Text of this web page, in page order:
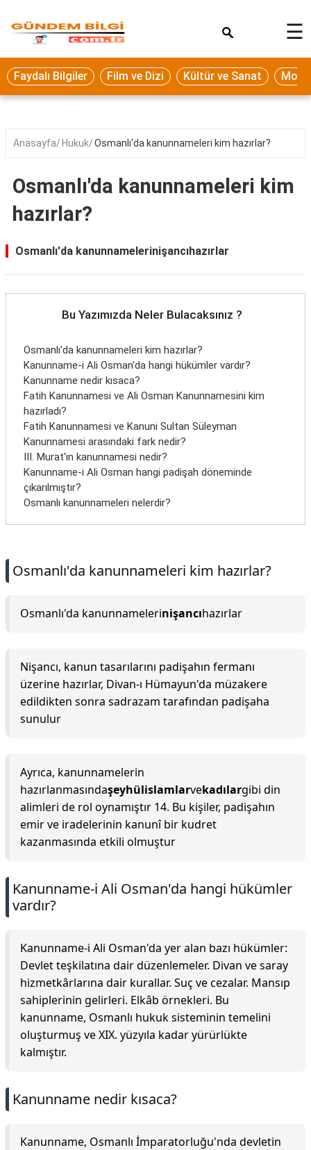
Eğitim
Ekonomi
Seyahat
Oyun
Yaşam
Hukuk
Blog
☰
Faydalı Bilgiler Film ve Dizi Kültür ve Sanat
Anasayfa Hukuk Osmanlı'da kanunnameleri kim hazırlar?
Osmanlı'da kanunnameleri kim
hazırlar?
Osmanlı'da kanunnamelerinişancıhazırlar
Bu Yazımızda Neler Bulacaksınız ?
Osmanlı'da kanunnameleri kim hazırlar?
Kanunname-i Ali Osman'da hangi hükümler vardır?
Kanunname nedir kısaca?
Fatih Kanunnamesi ve Ali Osman Kanunnamesini kim
hazırladı?
Fatih Kanunnamesi ve Kanuni Sultan Süleyman
Kanunnamesi arasındaki fark nedir?
III. Murat'ın kanunnamesi nedir?
Kanunname-i Ali Osman hangi padişah döneminde
çıkarılmıştır?
Osmanlı kanunnameleri nelerdir?
Osmanlı'da kanunnameleri kim hazırlar?
Osmanlı'da kanunnamelerinişancıhazırlar
Nişancı, kanun tasarılarını padişahın fermanı
üzerine hazırlar, Divan-ı Hümayun'da müzakere
edildikten sonra sadrazam tarafından padişaha
sunulur
Ayrıca, kanunnamelerin
hazırlanmasındaşeyhülislamlarvekadılargibi din
alimleri de rol oynamıştır 14. Bu kişiler, padişahın
emir ve iradelerinin kanunî bir kudret
kazanmasında etkili olmuştur
Kanunname-i Ali Osman'da hangi hükümler
vardır?
Kanunname-i Ali Osman'da yer alan bazı hükümler:
Devlet teşkilatına dair düzenlemeler. Divan ve saray
hizmetkârlarına dair kurallar. Suç ve cezalar. Mansıp
sahiplerinin gelirleri. Elkâb örnekleri. Bu
kanunname, Osmanlı hukuk sisteminin temelini
oluşturmuş ve XIX. yüzyıla kadar yürürlükte
kalmıştır.
Kanunname nedir kısaca?
Kanunname, Osmanlı İmparatorluğu'nda devletin